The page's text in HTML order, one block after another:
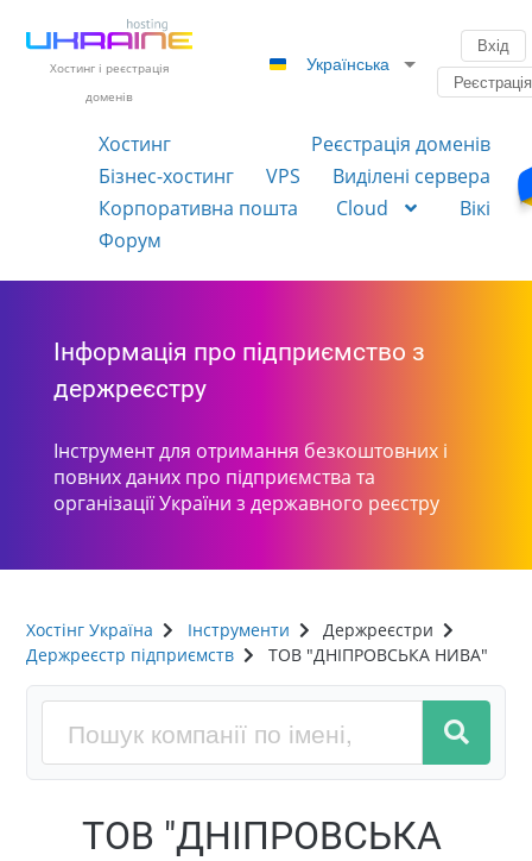
Хостинг і реєстрація
доменів
Українська
Вхід
Реєстрація
Хостинг
Реєстрація доменів
Бізнес-хостинг
VPS
Виділені сервера
Корпоративна пошта
Cloud
Вікі
Форум
Інформація про підприємство з
держреєстру
Інструмент для отримання безкоштовних і
повних даних про підприємства та
організації України з державного реєстру
Хостінг Україна Інструменти
Держреєстри
Держреєстр підприємств
ТОВ "ДНІПРОВСЬКА НИВА"
ТОВ "ДНІПРОВСЬКА